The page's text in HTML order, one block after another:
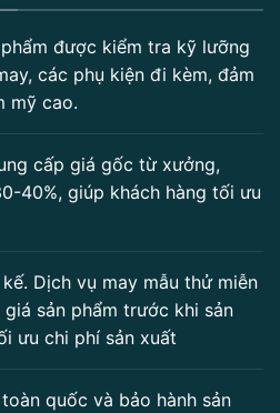
được kiểm tra kỹ lưỡng
các phụ kiện đi kèm, đảm
mỹ cao.
cấp giá gốc từ xưởng,
40%, giúp khách hàng tối ưu
Dịch vụ may mẫu thử miễn
sản phẩm trước khi sản
ưu chi phí sản xuất
quốc và bảo hành sản